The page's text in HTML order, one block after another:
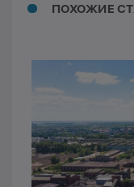
ПОХОЖИЕ